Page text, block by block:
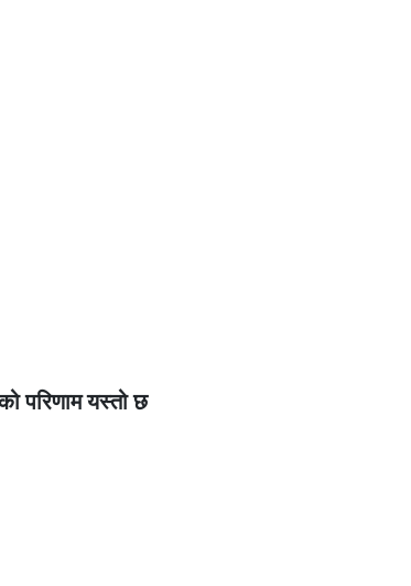
परिणाम यस्तो छ